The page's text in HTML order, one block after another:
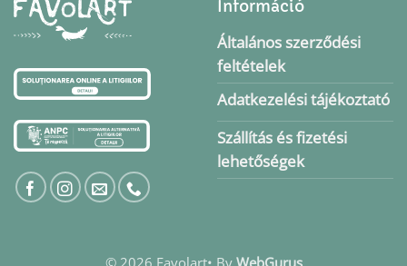
Információ
Általános szerződési
feltételek
Adatkezelési tájékoztató
Szállítás és fizetési
lehetőségek